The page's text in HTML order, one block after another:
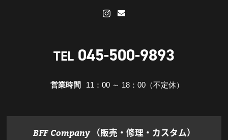
TEL 045-500-9893
営業時間 11：00 ～ 18：00（不定休）
BFF Company（販売・修理・カスタム）